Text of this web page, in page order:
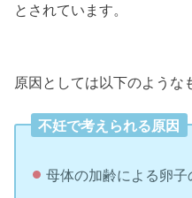
とされています。
原因としては以下のような
不妊で考えられる原因
母体の加齢による卵子